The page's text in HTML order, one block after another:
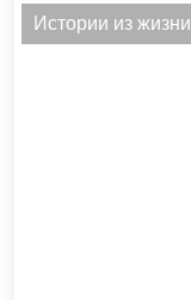
Истории из жизни